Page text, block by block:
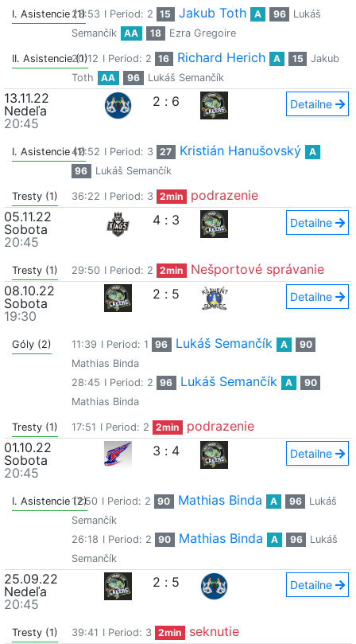
I. Asistencie (1)23:53 I Period: 2 15 Jakub Toth A 96
Lukáš
Semančík
AA 18 Ezra Gregoire
II. Asistencie (1)
20:12 I Period: 2 16 Richard Herich A 15
Jakub
Toth
AA 96 Lukáš Semančík
13.11.22
Nedeľa
20:45
2 : 6 Detailne
I. Asistencie (1)42:52 I Period: 3 27 Kristián Hanušovský
A
96
Lukáš Semančík
Tresty (1) 36:22 I Period: 3 2min
podrazenie
05.11.22
Sobota
20:45
4 : 3 Detailne
Tresty (1) 29:50 I Period: 2 2min
Nešportové správanie
08.10.22
Sobota
19:30
2 : 5 Detailne
Góly (2) 11:39 I Period: 1 96 Lukáš Semančík A
90
Mathias Binda
28:45 I Period: 2 96 Lukáš Semančík A
90
Mathias Binda
Tresty (1) 17:51 I Period: 2 2min
podrazenie
01.10.22
Sobota
20:45
3 : 4 Detailne
I. Asistencie (2)
17:50 I Period: 2 90 Mathias Binda A 96
Lukáš
Semančík
26:18 I Period: 2 90 Mathias Binda A 96
Lukáš
Semančík
25.09.22
Nedeľa
20:45
2 : 5 Detailne
Tresty (1) 39:41 I Period: 3 2min seknutie